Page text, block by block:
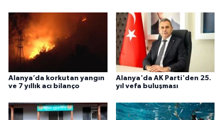
Alanya’da korkutan yangın
ve 7 yıllık acı bilanço
Alanya'da AK Parti'den 25.
yıl vefa buluşması